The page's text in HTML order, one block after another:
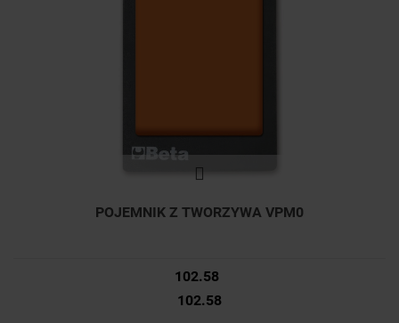
POJEMNIK Z TWORZYWA VPM0
102.58
102.58